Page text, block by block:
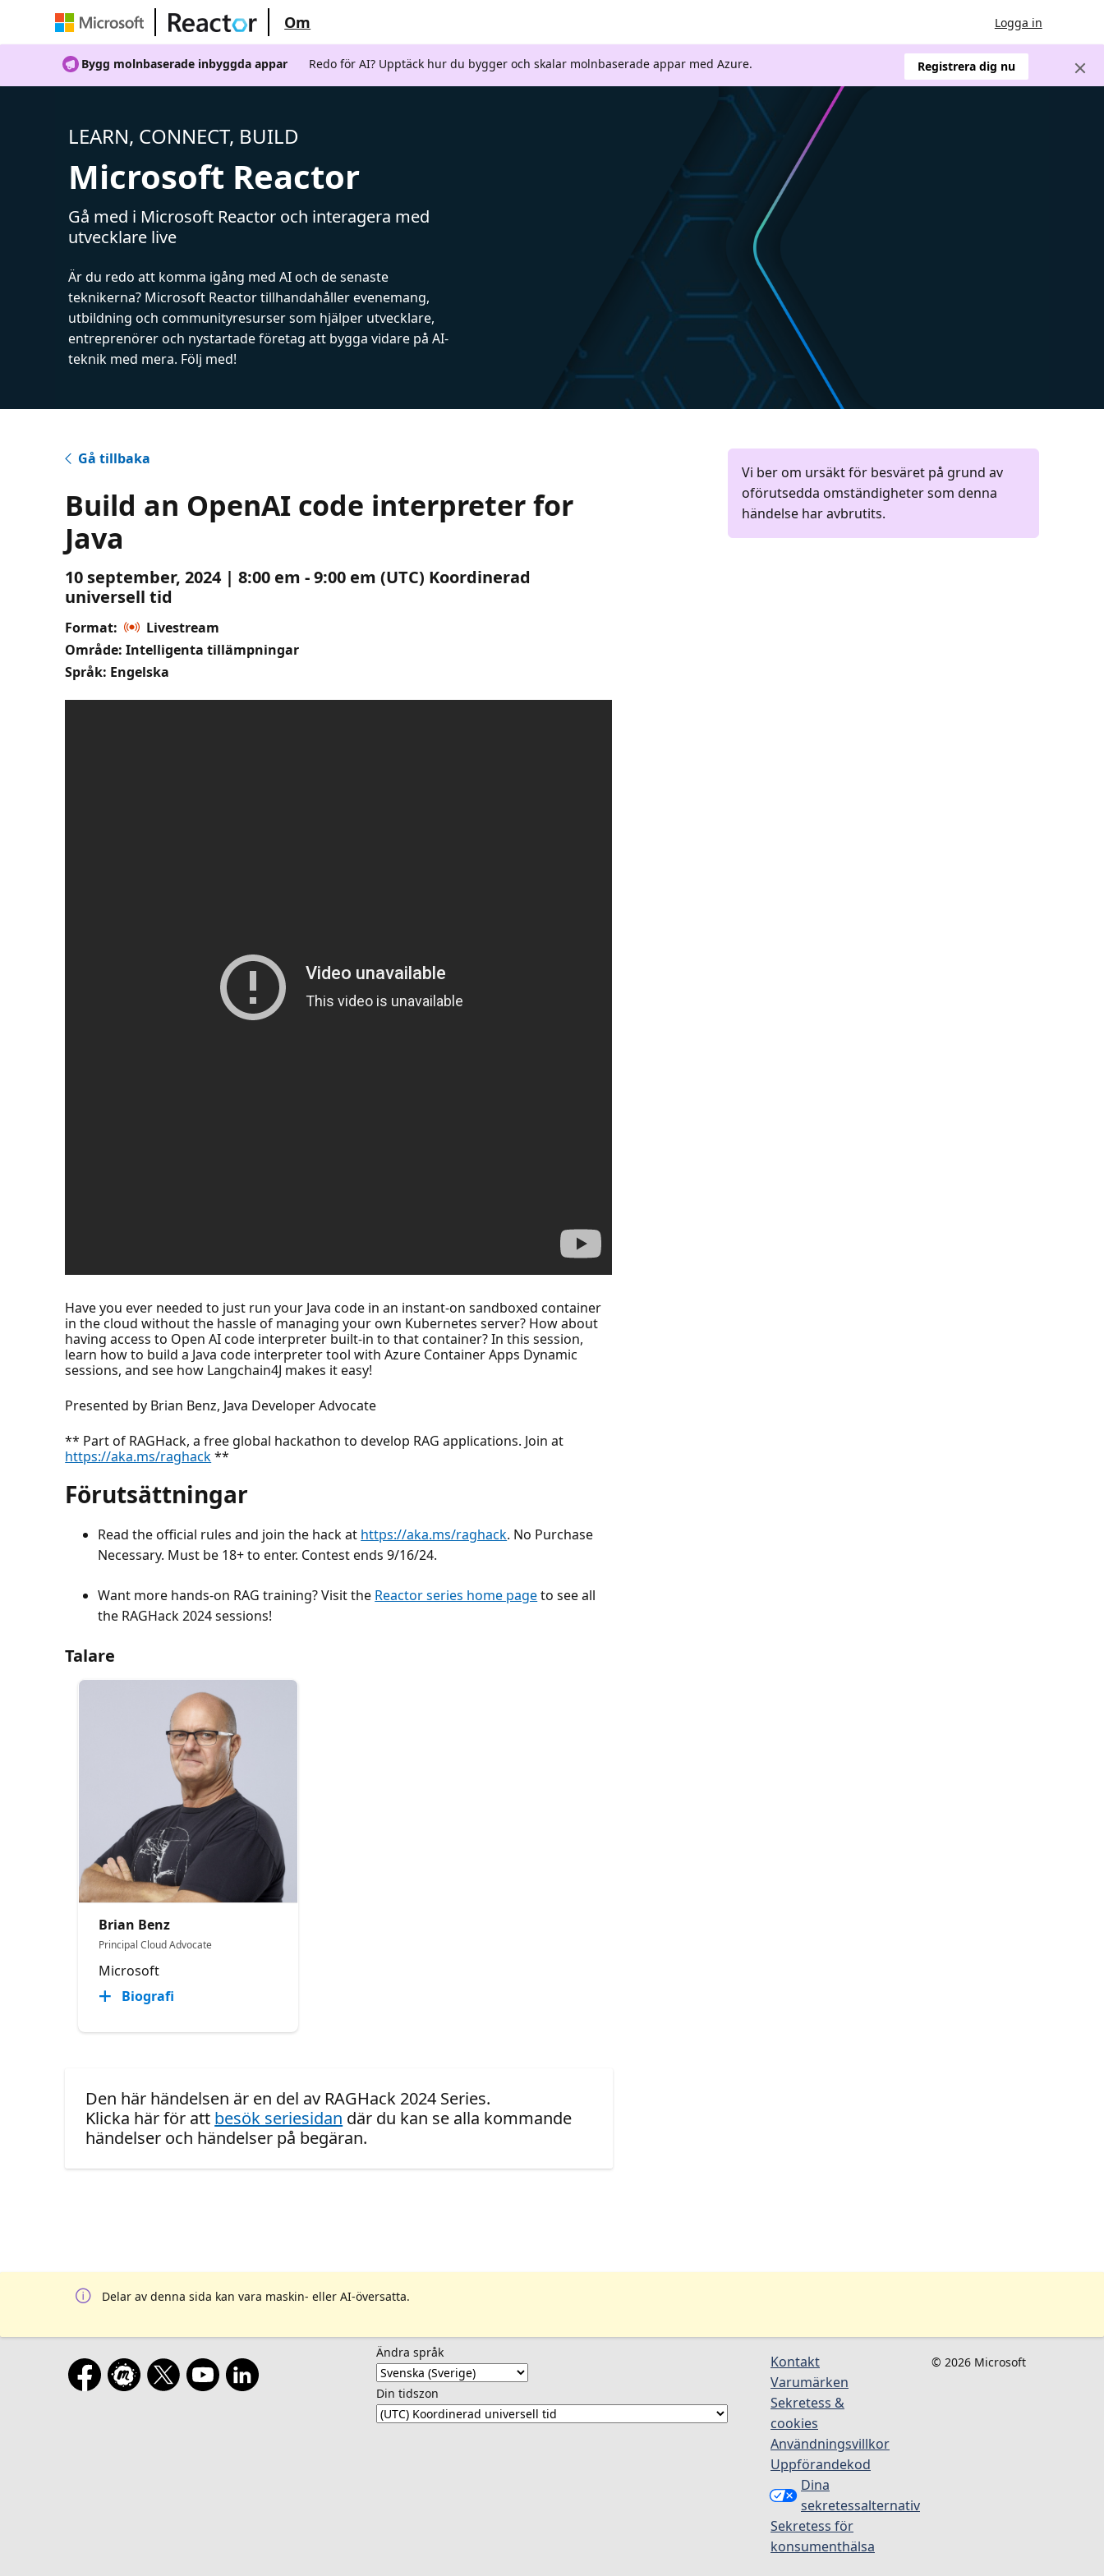
Om Logga in
Bygg molnbaserade inbyggda appar Redo för AI? Upptäck hur du bygger och skalar molnbaserade appar med Azure. Registrera dig nu
LEARN, CONNECT, BUILD
Microsoft Reactor
Gå med i Microsoft Reactor och interagera med
utvecklare live
Är du redo att komma igång med AI och de senaste
teknikerna? Microsoft Reactor tillhandahåller evenemang,
utbildning och communityresurser som hjälper utvecklare,
entreprenörer och nystartade företag att bygga vidare på AI-
teknik med mera. Följ med!
Gå tillbaka
Build an OpenAI code interpreter for
Java
10 september, 2024 | 8:00 em - 9:00 em (UTC) Koordinerad
universell tid
Format:
Livestream
Område: Intelligenta tillämpningar
Språk: Engelska
Have you ever needed to just run your Java code in an instant-on sandboxed container
in the cloud without the hassle of managing your own Kubernetes server? How about
having access to Open AI code interpreter built-in to that container? In this session,
learn how to build a Java code interpreter tool with Azure Container Apps Dynamic
sessions, and see how Langchain4J makes it easy!
Presented by Brian Benz, Java Developer Advocate
** Part of RAGHack, a free global hackathon to develop RAG applications. Join at
https://aka.ms/raghack**
Förutsättningar
Read the official rules and join the hack at https://aka.ms/raghack. No Purchase
Necessary. Must be 18+ to enter. Contest ends 9/16/24.
Want more hands-on RAG training? Visit the Reactor series home pageto see all
the RAGHack 2024 sessions!
Talare
Brian Benz
Principal Cloud Advocate
Microsoft
Biografi
Den här händelsen är en del av RAGHack 2024 Series.
Klicka här för att besök seriesidan där du kan se alla kommande
händelser och händelser på begäran.
Vi ber om ursäkt för besväret på grund av
oförutsedda omständigheter som denna
händelse har avbrutits.
Delar av denna sida kan vara maskin- eller AI-översatta.
Ändra språk
Din tidszon
Kontakt
Varumärken
Sekretess &
cookies
Användningsvillkor
Uppförandekod
Dina
sekretessalternativ
Sekretess för
konsumenthälsa
© 2026 Microsoft